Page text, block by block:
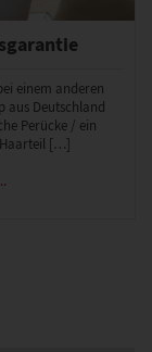
einem anderen
aus Deutschland
Perücke / ein
Haarteil […]